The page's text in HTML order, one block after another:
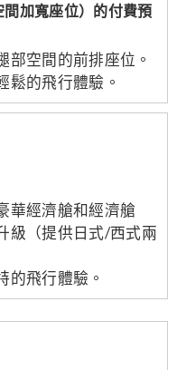
加寬座位）的付費預
部空間的前排座位。
鬆的飛行體驗。
華經濟艙和經濟艙
級（提供日式/西式兩
的飛行體驗。